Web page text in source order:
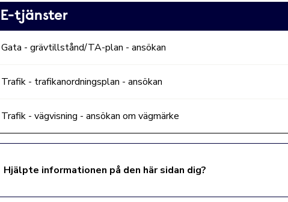
E-tjänster
Gata - grävtillstånd/TA-plan - ansökan
Trafik - trafikanordningsplan - ansökan
Trafik - vägvisning - ansökan om vägmärke
Hjälpte informationen på den här sidan dig?